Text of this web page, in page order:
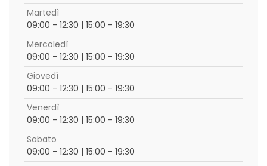
Martedì
09:00 - 12:30 | 15:00 - 19:30
Mercoledì
09:00 - 12:30 | 15:00 - 19:30
Giovedì
09:00 - 12:30 | 15:00 - 19:30
Venerdì
09:00 - 12:30 | 15:00 - 19:30
Sabato
09:00 - 12:30 | 15:00 - 19:30